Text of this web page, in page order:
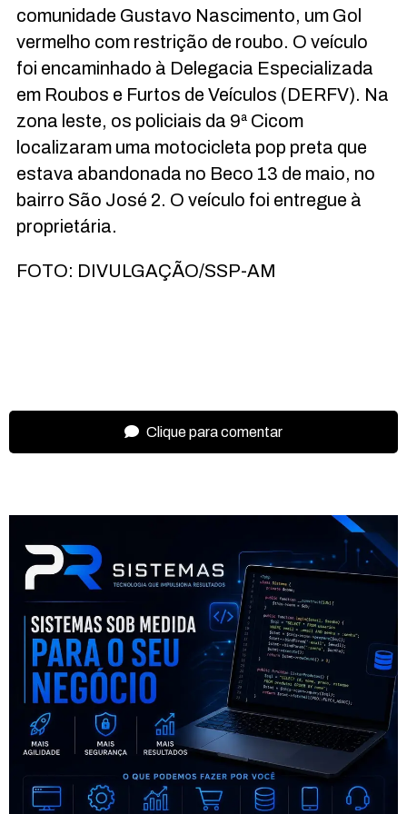
comunidade Gustavo Nascimento, um Gol
vermelho com restrição de roubo. O veículo
foi encaminhado à Delegacia Especializada
em Roubos e Furtos de Veículos (DERFV). Na
zona leste, os policiais da 9ª Cicom
localizaram uma motocicleta pop preta que
estava abandonada no Beco 13 de maio, no
bairro São José 2. O veículo foi entregue à
proprietária.
FOTO: DIVULGAÇÃO/SSP-AM
Clique para comentar